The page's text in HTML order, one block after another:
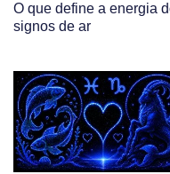
O que define a energia
signos de ar